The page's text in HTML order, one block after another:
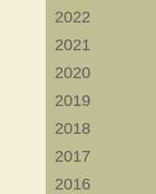
2022
2021
2020
2019
2018
2017
2016